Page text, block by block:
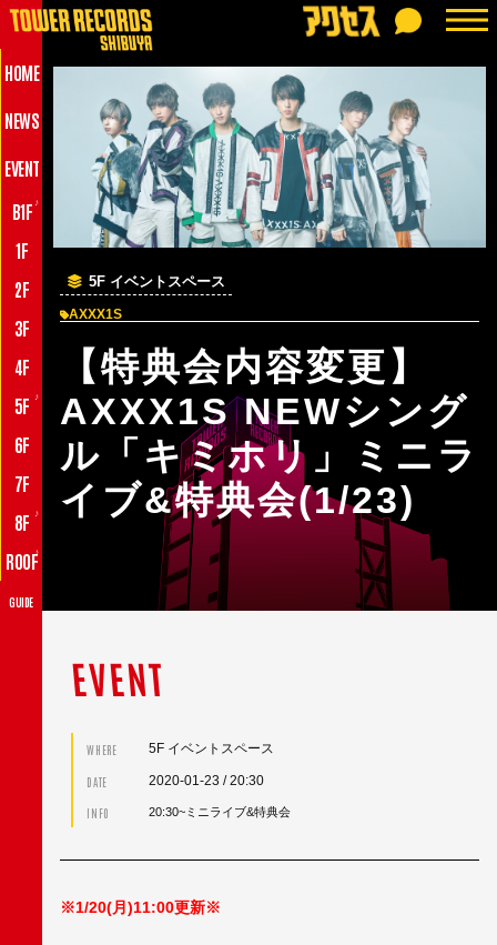
HOME
NEWS
EVENT
B1F ♪
1F
2F
3F
4F
5F
♪
6F
7F
8F
♪
ROOF♪
GUIDE
5F イベントスペース
AXXX1S
【特典会内容変更】
AXXX1S NEWシング
ル「キミホリ」ミニラ
イブ&特典会(1/23)
EVENT
WHERE 5F イベントスペース
DATE 2020-01-23 / 20:30
INFO 20:30~ミニライブ&特典会
※1/20(月)11:00更新※